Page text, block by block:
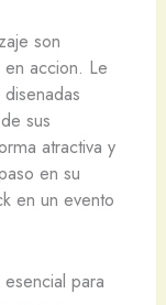
son
accion. Le
sus
atractiva y
en su
en un evento
para